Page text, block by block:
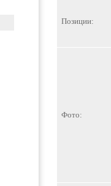
Позиции:
Фото: